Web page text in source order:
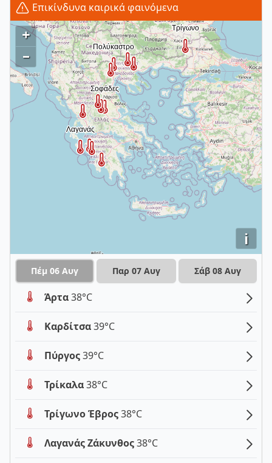
Επικίνδυνα καιρικά φαινόμενα
i
+
–
Πέμ 06 Αυγ Παρ 07 Αυγ Σάβ 08 Αυγ
Άρτα38°C
Καρδίτσα39°C
Πύργος39°C
Τρίκαλα38°C
Τρίγωνο Έβρος38°C
Λαγανάς Ζάκυνθος38°C